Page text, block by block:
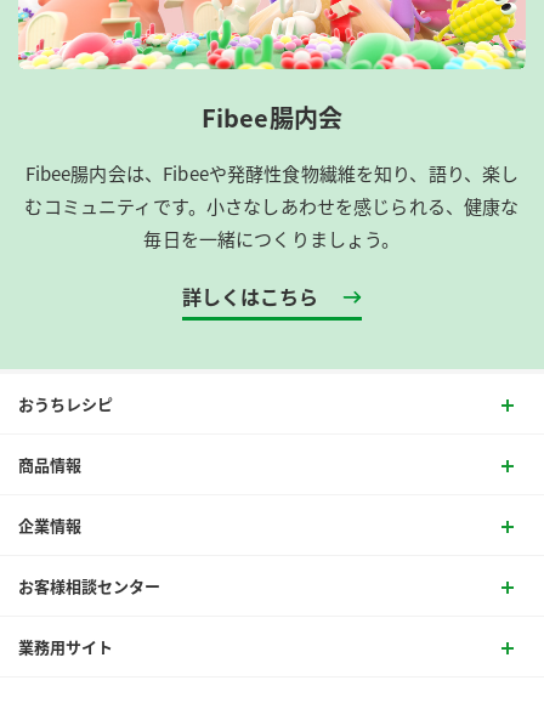
Fibee腸内会
Fibee腸内会は、​Fibeeや発酵性食物繊維を知り、語り、楽し
むコミュニティです。​小さなしあわせを感じられる、健康な
毎日を一緒につくりましょう。
詳しくはこちら
おうちレシピ
商品情報
企業情報
お客様相談センター
業務用サイト